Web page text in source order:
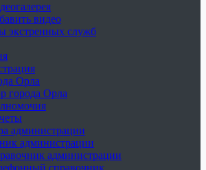
видео
экстренных служб
Орла
города Орла
администрации
администрации
администрации
справочник